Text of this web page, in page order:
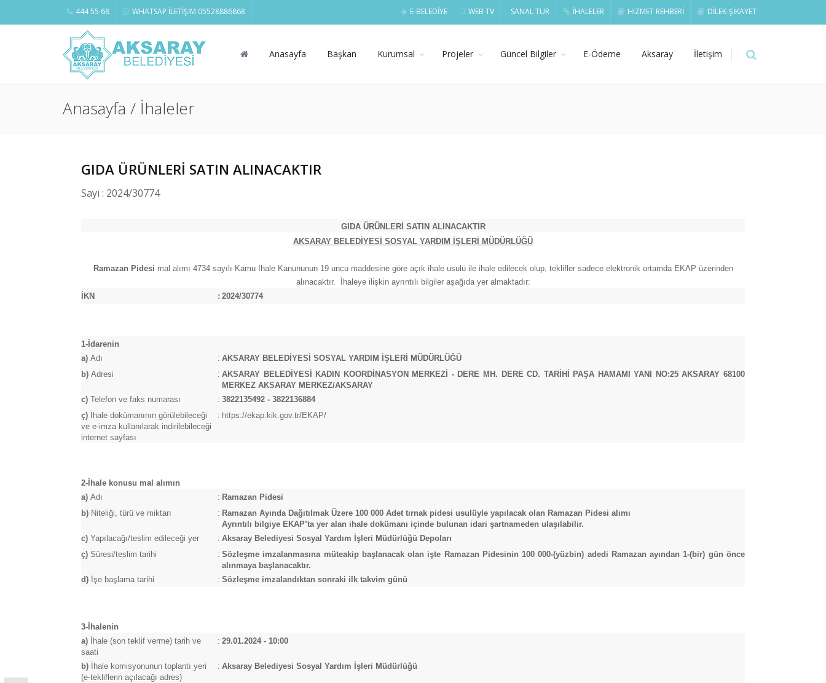
E-BELEDİYE WEB TV SANAL TUR İHALELER HİZMET REHBERİ DİLEK-ŞİKAYET
444 55 68 WHATSAP İLETİŞİM 05528886868
Anasayfa Başkan Kurumsal Projeler Güncel Bilgiler E-Ödeme Aksaray İletişim
Anasayfa / İhaleler
GIDA ÜRÜNLERİ SATIN ALINACAKTIR
Sayı : 2024/30774
GIDA ÜRÜNLERİ SATIN ALINACAKTIR
AKSARAY BELEDİYESİ SOSYAL YARDIM İŞLERİ MÜDÜRLÜĞÜ
Ramazan Pidesi mal alımı 4734 sayılı Kamu İhale Kanununun 19 uncu maddesine göre açık ihale usulü ile ihale edilecek olup, teklifler sadece elektronik ortamda EKAP üzerinden
alınacaktır. İhaleye ilişkin ayrıntılı bilgiler aşağıda yer almaktadır:
İKN
: 2024/30774
1-İdarenin
a) Adı : AKSARAY BELEDİYESİ SOSYAL YARDIM İŞLERİ MÜDÜRLÜĞÜ
b) Adresi : AKSARAY BELEDİYESİ KADIN KOORDİNASYON MERKEZİ - DERE MH. DERE CD. TARİHİ PAŞA HAMAMI YANI NO:25 AKSARAY 68100
MERKEZ AKSARAY MERKEZ/AKSARAY
c) Telefon ve faks numarası : 3822135492 - 3822136884
ç) İhale dokümanının görülebileceği
ve e-imza kullanılarak indirilebileceği
internet sayfası
: https://ekap.kik.gov.tr/EKAP/
2-İhale konusu mal alımın
a) Adı : Ramazan Pidesi
b) Niteliği, türü ve miktarı : Ramazan Ayında Dağıtılmak Üzere 100 000 Adet tırnak pidesi usulüyle yapılacak olan Ramazan Pidesi alımı
Ayrıntılı bilgiye EKAP’ta yer alan ihale dokümanı içinde bulunan idari şartnameden ulaşılabilir.
c) Yapılacağı/teslim edileceği yer : Aksaray Belediyesi Sosyal Yardım İşleri Müdürlüğü Depoları
ç) Süresi/teslim tarihi : Sözleşme imzalanmasına müteakip başlanacak olan işte Ramazan Pidesinin 100 000-(yüzbin) adedi Ramazan ayından 1-(bir) gün önce
alınmaya başlanacaktır.
d) İşe başlama tarihi : Sözleşme imzalandıktan sonraki ilk takvim günü
3-İhalenin
a) İhale (son teklif verme) tarih ve
saati
: 29.01.2024 - 10:00
b) İhale komisyonunun toplantı yeri
(e-tekliflerin açılacağı adres)
: Aksaray Belediyesi Sosyal Yardım İşleri Müdürlüğü